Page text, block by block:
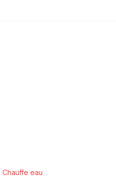
Chauffe eau